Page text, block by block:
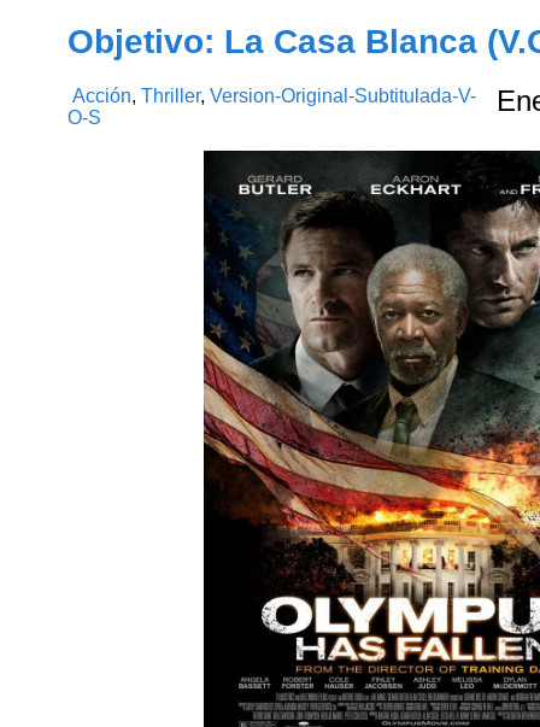
Objetivo: La Casa Blanca
Acción,Thriller,Version-Original-Subtitulada-V-
O-S